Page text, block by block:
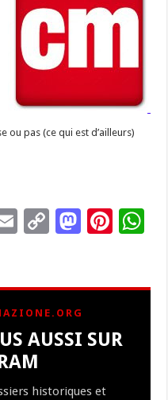
pas (ce qui est d’ailleurs)
E
l
C
y
Li
n
M
d
n
Pi
es
AUSSI SUR
historiques et